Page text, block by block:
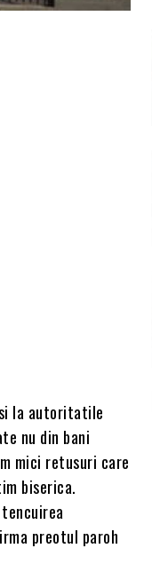
la autoritatile
nu din bani
mici retusuri care
biserica.
preotul paroh